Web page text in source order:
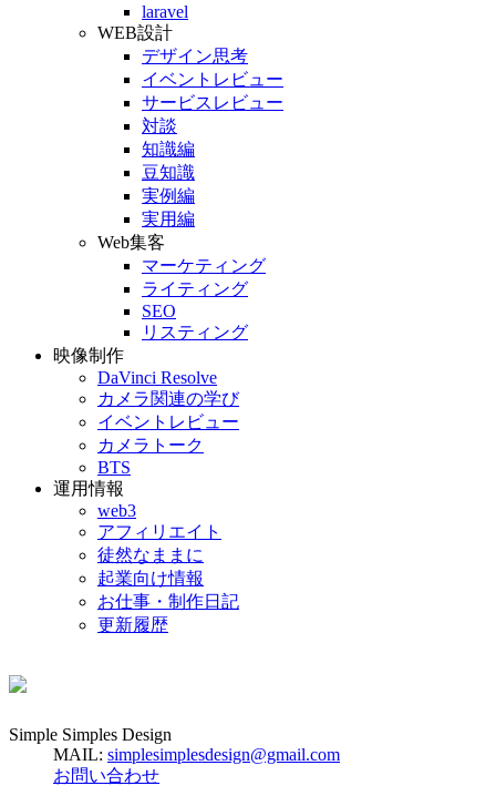
laravel
WEB設計
デザイン思考
イベントレビュー
サービスレビュー
対談
知識編
豆知識
実例編
実用編
Web集客
マーケティング
ライティング
SEO
リスティング
映像制作
DaVinci Resolve
カメラ関連の学び
イベントレビュー
カメラトーク
BTS
運用情報
web3
アフィリエイト
徒然なままに
起業向け情報
お仕事・制作日記
更新履歴
Simple Simples Design
MAIL: simplesimplesdesign@gmail.com
お問い合わせ